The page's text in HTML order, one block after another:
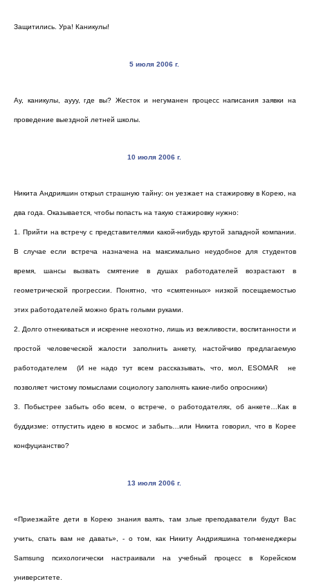
Защитились. Ура! Каникулы!
5 июля 2006 г.
Ау, каникулы, аууу, где вы? Жесток и негуманен процесс написания заявки на
проведение выездной летней школы.
10 июля 2006 г.
Никита Андрияшин открыл страшную тайну: он уезжает на стажировку в Корею, на
два года. Оказывается, чтобы попасть на такую стажировку нужно:
1. Прийти на встречу с представителями какой-нибудь крутой западной компании.
В случае если встреча назначена на максимально неудобное для студентов
время, шансы вызвать смятение в душах работодателей возрастают в
геометрической прогрессии. Понятно, что «смятенных» низкой посещаемостью
этих работодателей можно брать голыми руками.
2. Долго отнекиваться и искренне неохотно, лишь из вежливости, воспитанности и
простой человеческой жалости заполнить анкету, настойчиво предлагаемую
работодателем (И не надо тут всем рассказывать, что, мол,ESOMAR не
позволяет чистому помыслами социологу заполнять какие-либо опросники)
3. Побыстрее забыть обо всем, о встрече, о работодателях, об анкете…Как в
буддизме: отпустить идею в космос и забыть…или Никита говорил, что в Корее
конфуцианство?
13 июля 2006 г.
«Приезжайте дети в Корею знания ваять, там злые преподаватели будут Вас
учить, спать вам не давать», - о том, как Никиту Андрияшина топ-менеджеры
Samsung психологически настраивали на учебный процесс в Корейском
университете.